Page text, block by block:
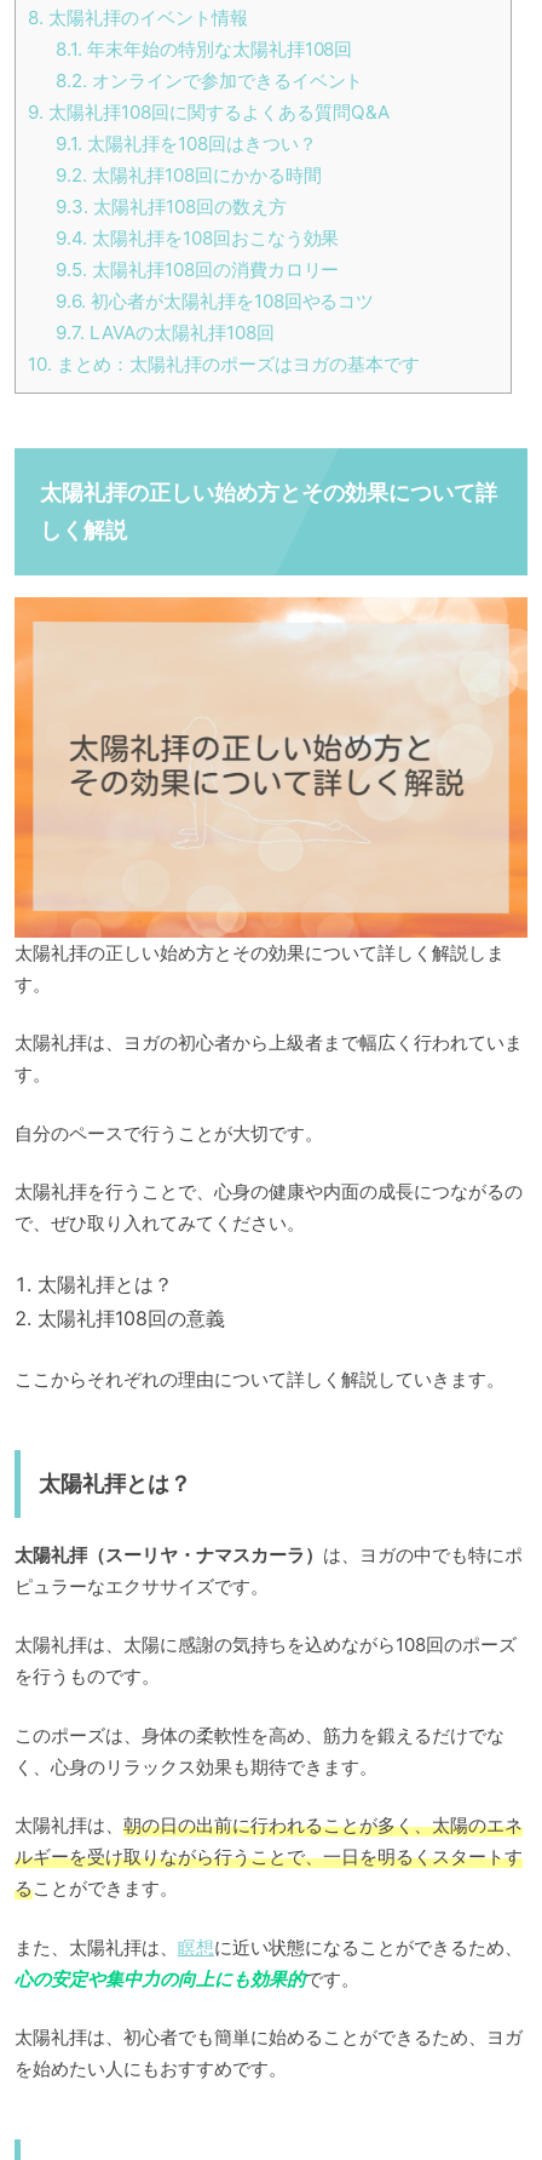
8. 太陽礼拝のイベント情報
8.1. 年末年始の特別な太陽礼拝108回
8.2. オンラインで参加できるイベント
9. 太陽礼拝108回に関するよくある質問Q&A
9.1. 太陽礼拝を108回はきつい？
9.2. 太陽礼拝108回にかかる時間
9.3. 太陽礼拝108回の数え方
9.4. 太陽礼拝を108回おこなう効果
9.5. 太陽礼拝108回の消費カロリー
9.6. 初心者が太陽礼拝を108回やるコツ
9.7. LAVAの太陽礼拝108回
10. まとめ：太陽礼拝のポーズはヨガの基本です
太陽礼拝の正しい始め方とその効果について詳
しく解説
太陽礼拝の正しい始め方とその効果について詳しく解説しま
す。
太陽礼拝は、ヨガの初心者から上級者まで幅広く行われていま
す。
自分のペースで行うことが大切です。
太陽礼拝を行うことで、心身の健康や内面の成長につながるの
で、ぜひ取り入れてみてください。
太陽礼拝とは？
太陽礼拝108回の意義
ここからそれぞれの理由について詳しく解説していきます。
太陽礼拝とは？
太陽礼拝（スーリヤ・ナマスカーラ） は、ヨガの中でも特にポ
ピュラーなエクササイズです。
太陽礼拝は、太陽に感謝の気持ちを込めながら108回のポーズ
を行うものです。
このポーズは、身体の柔軟性を高め、筋力を鍛えるだけでな
く、心身のリラックス効果も期待できます。
太陽礼拝は、 朝の日の出前に行われることが多く、太陽のエネ
ルギーを受け取りながら行うことで、一日を明るくスタートす
ることができます。
また、太陽礼拝は、 瞑想に近い状態になることができるため、
心の安定や集中力の向上にも効果的です。
太陽礼拝は、初心者でも簡単に始めることができるため、ヨガ
を始めたい人にもおすすめです。